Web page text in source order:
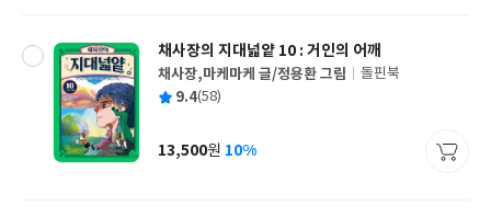
채사장의 지대넓얕 10 : 거인의 어깨
글
쓴
채사장,마케마케 글/정용환 그림
출
사
돌핀북
평 9.4(58)
가
13,500원 10%